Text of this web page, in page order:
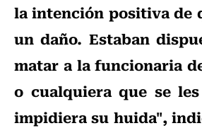
la intención positiva de
un daño. Estaban
matar a la funcionaria
o cualquiera que se
impidiera su huida",